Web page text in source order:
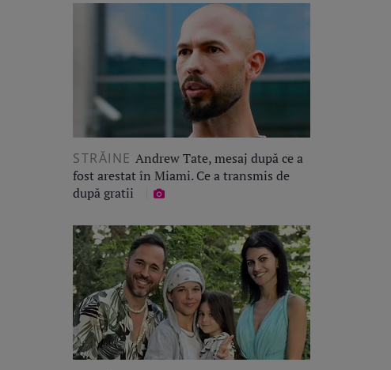
STRĂINE Andrew Tate, mesaj după ce a
fost arestat în Miami. Ce a transmis de
după gratii